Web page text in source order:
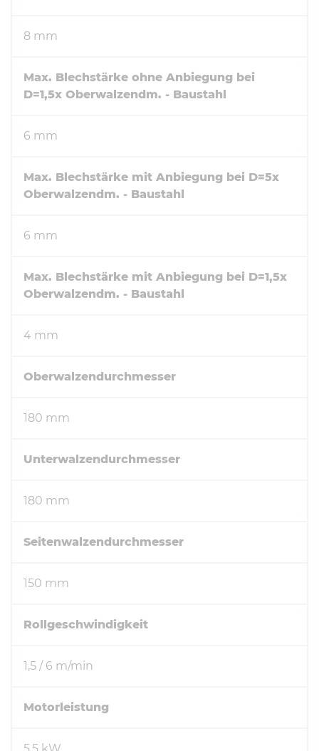
8 mm
Max. Blechstärke ohne Anbiegung bei
D=1,5x Oberwalzendm. - Baustahl
6 mm
Max. Blechstärke mit Anbiegung bei D=5x
Oberwalzendm. - Baustahl
6 mm
Max. Blechstärke mit Anbiegung bei D=1,5x
Oberwalzendm. - Baustahl
4 mm
Oberwalzendurchmesser
180 mm
Unterwalzendurchmesser
180 mm
Seitenwalzendurchmesser
150 mm
Rollgeschwindigkeit
1,5 / 6 m/min
Motorleistung